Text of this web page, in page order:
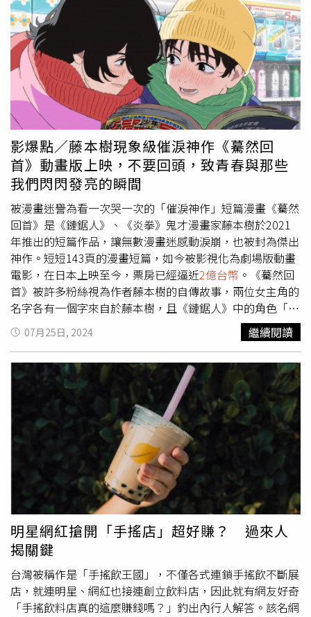
但我的心從來沒變過，愛所有台灣的歌迷朋友。」他也提到
從開始做大型演唱會已經過了30年，一直希望不管事業做到
哪裡，他的作品一定要跟台灣的朋友分享，也承諾會帶來滿
滿的回憶殺。唱到〈誰會記得我〉時，郭富城表示自己很喜
歡這首歌曲，並說：「在過去的20年，回來台灣的時間不
多，你們陪著我成長，我也一直陪你們走了很長的路，大家
知道我是盡量為工作打拚突破，很多時候沒飛回台灣看你
們，站在這個舞台非常感動。」雖然唱完〈越愛越好〉後，
他不小心受傷濺血，但在工作人員上台處理完後仍繼續演
出，相當敬業。郭富城表達對台灣粉絲的思念。（圖／焦正
德攝）上週郭富城才結束舊金山及洛杉磯兩場演出，並在聖
誕節當天飛來台灣準備演唱會，除了每日練團練舞，為求能
在舞台上展現最佳體態，他搭配每日健身、有氧規律運動兩
個小時，讓自己能在大家面前完美呈現「永遠62公斤」的精
實身材。
影爆點／藤本樹現象級催淚神作《驀然回
首》動畫版上映，不要回頭，致青春與那些
我們閃閃發亮的瞬間
被漫畫迷譽為看一次哭一次的「催淚神作」短篇漫畫《驀然
回首》是《鏈鋸人》、《炎拳》鬼才漫畫家藤本樹於2021
年推出的短篇作品，讓無數漫畫迷感動淚崩，也被封為傑出
神作。短短143頁的漫畫短篇，如今被影視化為劇場版動畫
電影，在日本上映至今，票房已經逼近2億台幣 。《驀然回
首》被許多粉絲視為作者藤本樹的自傳故事，兩位女主角的
名字各有一個字來自於藤本樹，且《鏈鋸人》中的角色「鯊
魚魔人」，也被延伸作為《驀然回首》中，女主角藤野獨自
創作的作品《鯊魚踢》的主角，故事的角色原型，也被認為
是藤本樹本人的投射。《驀然回首》在日本上映後，票房大
賣累積近 2億台幣
。（圖／采昌提供）兩個住在鄉間的少
女，校刊連載四格漫畫的風雲人物藤野，以及害怕人群，不
敢上學的京本，原本互不相識，一起在校園刊物上連載四格
漫畫兩年之後，在小學畢業前夕終於見到面。開朗外向的藤
野與內向自閉的京本決定共同創作漫畫投稿漫畫獎，作品得
獎了，兩人決定繼續創作。從國中一路畫到高中，青少女期
的女孩們抱持著對漫畫的熱情，一起玩耍的同時，也創作了
許多短篇作品，藤野主畫人物及劇情，而京本填滿她擅長的
背景。直到高中畢業前，出版社提出了漫畫連載的邀請。把
邀請視為事業大好機會的藤野決定好好把握，而總是緊緊跟
在她身後，依賴著藤野的京本卻在此時退卻，決定轉換人生
跑道，嘗試報考美術大學。兩人的人生逐漸走向了不同的道
路，被拒絕的藤野從此不跟京本聯絡，開啟了孤獨的個人創
作，連載新故事《鯊魚踢》，出單行本，銷售量逐漸上升，
她創作的作品獲得巨大成功也即將被影視化，在一切發展看
07月25日, 2024 繼續閱讀
明星網紅搶開「手搖店」超好賺？ 過來人
揭關鍵
台灣被稱作是「手搖飲王國」，不僅各式連鎖手搖飲不斷展
店，就連明星、網紅也接連創立飲料店，因此就有網友好奇
「手搖飲料店真的這麼賺錢嗎？」釣出內行人解答。該名網